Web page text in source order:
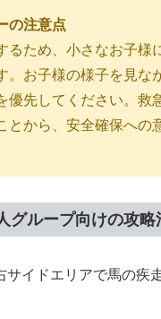
の注意点
るため、小さなお子様
。お子様の様子を見な
優先してください。救
とから、安全確保への
グループ向けの攻略
サイドエリアで馬の疾